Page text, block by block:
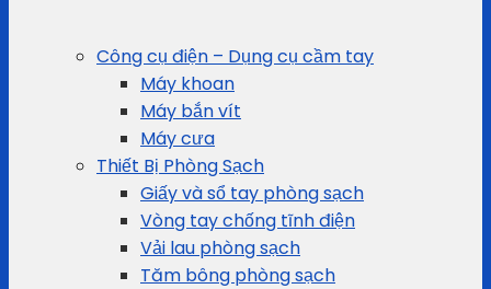
Công cụ điện – Dụng cụ cầm tay
Máy khoan
Máy bắn vít
Máy cưa
Thiết Bị Phòng Sạch
Giấy và sổ tay phòng sạch
Vòng tay chống tĩnh điện
Vải lau phòng sạch
Tăm bông phòng sạch